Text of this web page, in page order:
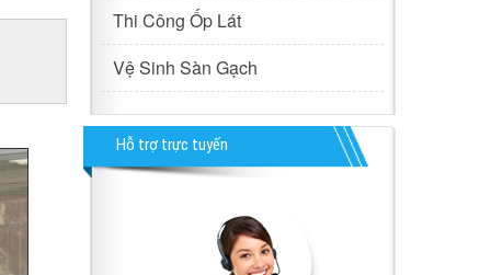
Thi Công Ốp Lát
Vệ Sinh Sàn Gạch
Hỗ trợ trực tuyến